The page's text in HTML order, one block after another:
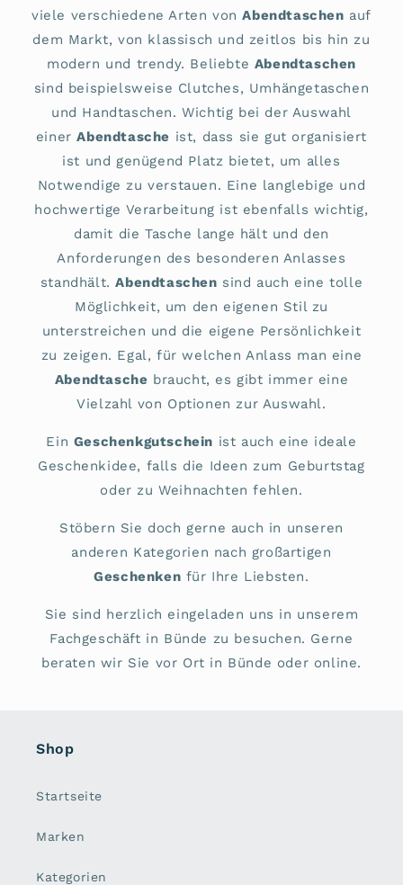
viele verschiedene Arten vonAbendtaschen auf
dem Markt, von klassisch und zeitlos bis hin zu
modern und trendy. Beliebte Abendtaschen
sind beispielsweise Clutches, Umhängetaschen
und Handtaschen. Wichtig bei der Auswahl
einerAbendtasche ist, dass sie gut organisiert
ist und genügend Platz bietet, um alles
Notwendige zu verstauen. Eine langlebige und
hochwertige Verarbeitung ist ebenfalls wichtig,
damit die Tasche lange hält und den
Anforderungen des besonderen Anlasses
standhält.Abendtaschen sind auch eine tolle
Möglichkeit, um den eigenen Stil zu
unterstreichen und die eigene Persönlichkeit
zu zeigen. Egal, für welchen Anlass man eine
Abendtasche braucht, es gibt immer eine
Vielzahl von Optionen zur Auswahl.
Ein Geschenkgutschein ist auch eine ideale
Geschenkidee, falls die Ideen zum Geburtstag
oder zu Weihnachten fehlen.
Stöbern Sie doch gerne auch in unseren
anderen Kategorien nach großartigen
Geschenken für Ihre Liebsten.
Sie sind herzlich eingeladen uns in unserem
Fachgeschäft in Bünde zu besuchen. Gerne
beraten wir Sie vor Ort in Bünde oder online.
Shop
Startseite
Marken
Kategorien